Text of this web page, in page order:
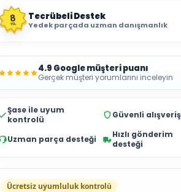
8
YIL
Tecrübeli Destek
Yedek parçada uzman danışmanlık
4.9 Google müşteri puanı
Gerçek müşteri yorumlarını inceleyin
Şase ile uyum
kontrolü
Güvenli alışveriş
Uzman parça desteği
Hızlı gönderim
desteği
Ücretsiz uyumluluk kontrolü